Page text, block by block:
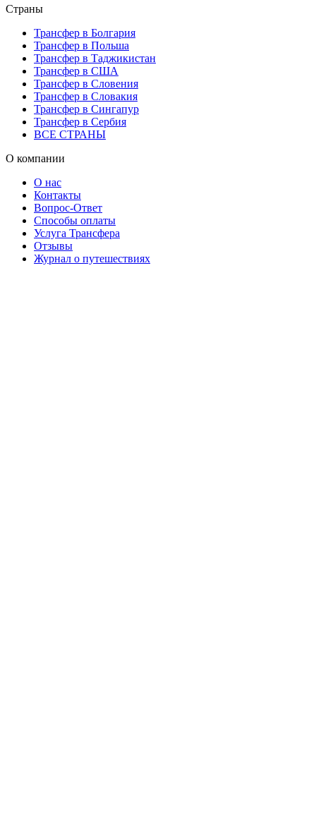
Страны
Трансфер в Болгария
Трансфер в Польша
Трансфер в Таджикистан
Трансфер в США
Трансфер в Словения
Трансфер в Словакия
Трансфер в Сингапур
Трансфер в Сербия
ВСЕ СТРАНЫ
О компании
О нас
Контакты
Вопрос-Ответ
Способы оплаты
Услуга Трансфера
Отзывы
Журнал о путешествиях